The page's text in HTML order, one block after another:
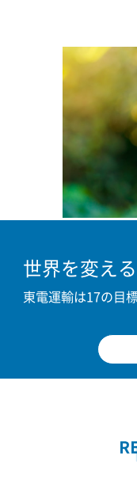
世界を変え
東電運輸は17の目